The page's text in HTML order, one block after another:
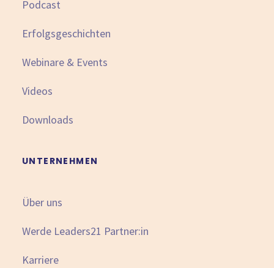
Podcast
Erfolgsgeschichten
Webinare & Events
Videos
Downloads
UNTERNEHMEN
Über uns
Werde Leaders21 Partner:in
Karriere